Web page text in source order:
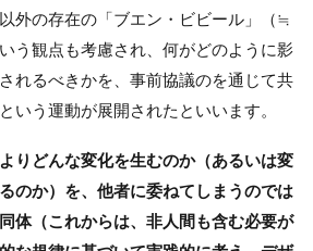
外の存在の「ブエン・ビビール」（≒
う観点も考慮され、何がどのように影
れるべきかを、事前協議のを通じて共
いう運動が展開されたといいます。
りどんな変化を生むのか（あるいは変
のか）を、他者に委ねてしまうのでは
体（これからは、非人間も含む必要が